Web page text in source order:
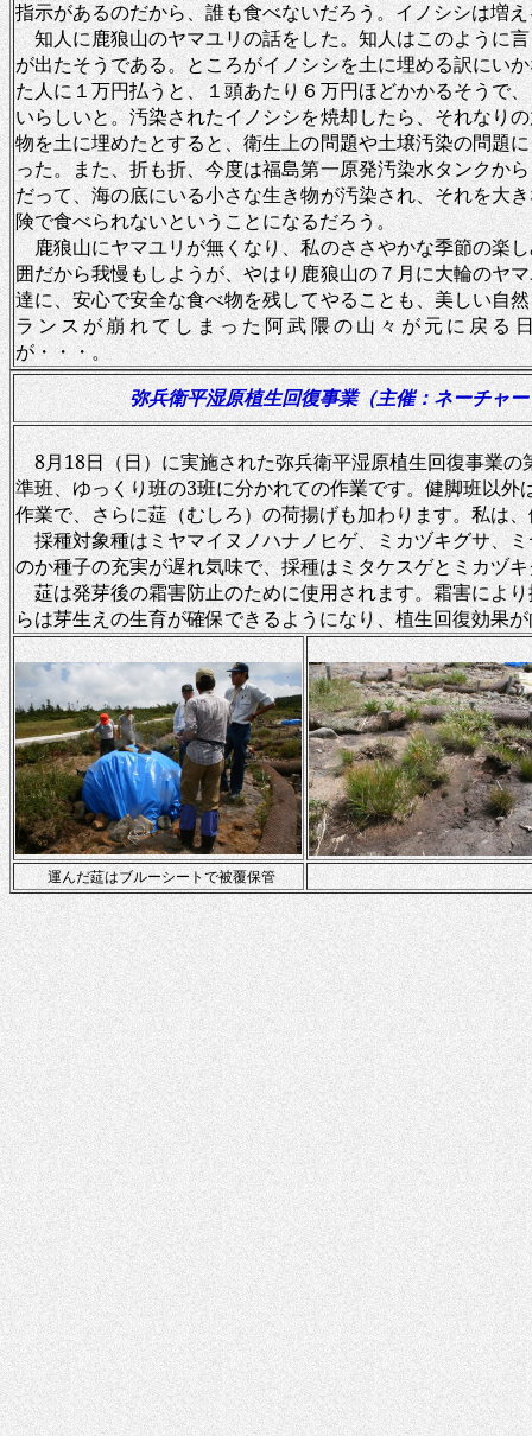
指示があるのだから、誰も食べないだろう。イノシシは増
知人に鹿狼山のヤマユリの話をした。知人はこのように
が出たそうである。ところがイノシシを土に埋める訳にい
た人に１万円払うと、１頭あたり６万円ほどかかるそうで
いらしいと。汚染されたイノシシを焼却したら、それなり
物を土に埋めたとすると、衛生上の問題や土壌汚染の問題
った。また、折も折、今度は福島第一原発汚染水タンクか
だって、海の底にいる小さな生き物が汚染され、それを大
険で食べられないということになるだろう。
鹿狼山にヤマユリが無くなり、私のささやかな季節の楽
囲だから我慢もしようが、やはり鹿狼山の７月に大輪のヤ
達に、安心で安全な食べ物を残してやることも、美しい自
ランスが崩れてしまった阿武隈の山々が元に戻る
が・・・。
弥兵衛平湿原植生回復事業（主催：ネーチ
8月18日（日）に実施された弥兵衛平湿原植生回復事業
準班、ゆっくり班の3班に分かれての作業です。健脚班以
作業で、さらに莚（むしろ）の荷揚げも加わります。私は
採種対象種はミヤマイヌノハナノヒゲ、ミカヅキグサ、
のか種子の充実が遅れ気味で、採種はミタケスゲとミカヅ
莚は発芽後の霜害防止のために使用されます。霜害によ
らは芽生えの生育が確保できるようになり、植生回復効果
運んだ莚はブルーシートで被覆保管